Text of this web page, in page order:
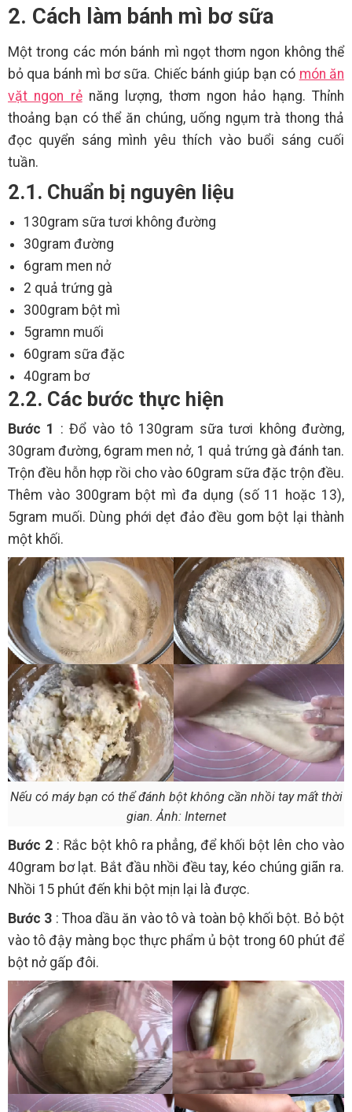
2. Cách làm bánh mì bơ sữa
Một trong các món bánh mì ngọt thơm ngon không thể
bỏ qua bánh mì bơ sữa. Chiếc bánh giúp bạn có món ăn
vặt ngon rẻnăng lượng, thơm ngon hảo hạng. Thỉnh
thoảng bạn có thể ăn chúng, uống ngụm trà thong thả
đọc quyển sáng mình yêu thích vào buổi sáng cuối
tuần.
2.1. Chuẩn bị nguyên liệu
130gram sữa tươi không đường
30gram đường
6gram men nở
2 quả trứng gà
300gram bột mì
5gramn muối
60gram sữa đặc
40gram bơ
2.2. Các bước thực hiện
Bước 1 : Đổ vào tô 130gram sữa tươi không đường,
30gram đường, 6gram men nở, 1 quả trứng gà đánh tan.
Trộn đều hỗn hợp rồi cho vào 60gram sữa đặc trộn đều.
Thêm vào 300gram bột mì đa dụng (số 11 hoặc 13),
5gram muối. Dùng phới dẹt đảo đều gom bột lại thành
một khối.
Nếu có máy bạn có thể đánh bột không cần nhồi tay mất thời
gian. Ảnh: Internet
Bước 2: Rắc bột khô ra phẳng, để khối bột lên cho vào
40gram bơ lạt. Bắt đầu nhồi đều tay, kéo chúng giãn ra.
Nhồi 15 phút đến khi bột mịn lại là được.
Bước 3 : Thoa dầu ăn vào tô và toàn bộ khối bột. Bỏ bột
vào tô đậy màng bọc thực phẩm ủ bột trong 60 phút để
bột nở gấp đôi.